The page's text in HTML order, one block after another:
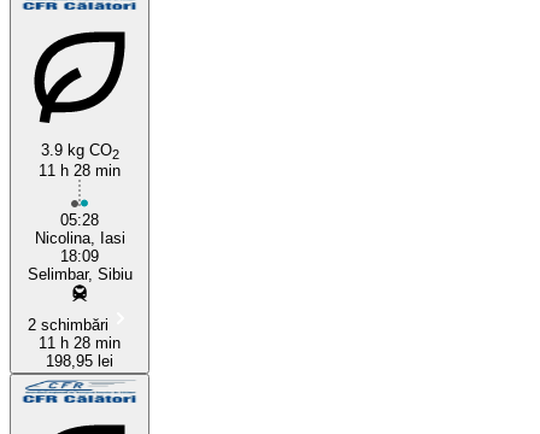
3.9 kg CO2
11 h 28 min
05:28
Nicolina, Iasi
18:09
Selimbar, Sibiu
2 schimbări
11 h 28 min
198,95 lei